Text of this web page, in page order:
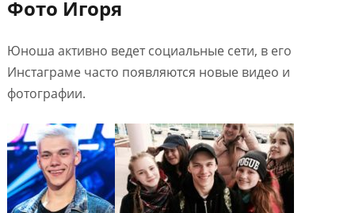
Фото Игоря
Юноша активно ведет социальные сети, в его
Инстаграме часто появляются новые видео и
фотографии.